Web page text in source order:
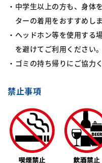
中学生以上の方も、身体
ターの着用をおすすめしま
ヘッドホン等を使用する
を避けてご利用ください。
ゴミの持ち帰りにご協力
禁止事項